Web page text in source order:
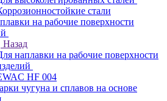
стали
на рабочие поверхности
Назад
наплавки на рабочие поверхности
HF 004
чугуна и сплавов на основе